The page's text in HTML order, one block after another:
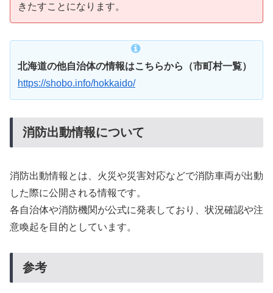
きたすことになります。
北海道の他自治体の情報はこちらから（市町村一覧）
https://shobo.info/hokkaido/
消防出動情報について
消防出動情報とは、火災や災害対応などで消防車両が出動
した際に公開される情報です。
各自治体や消防機関が公式に発表しており、状況確認や注
意喚起を目的としています。
参考